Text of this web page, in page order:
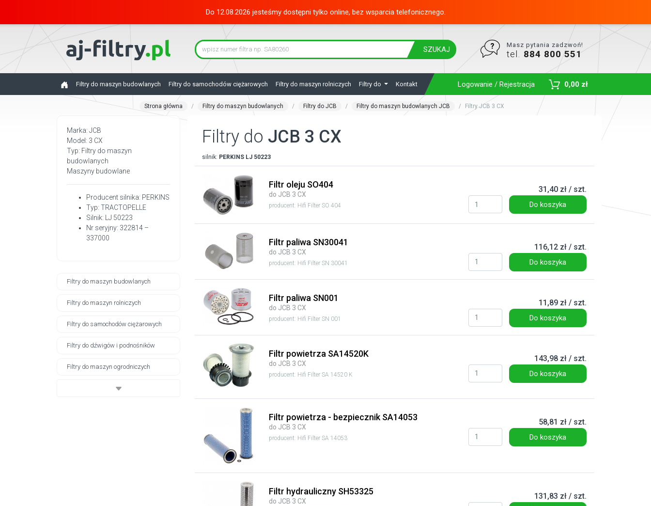
Do 12.08.2026 jesteśmy dostępni tylko online, bez wsparcia telefonicznego.
SZUKAJ
Masz pytania zadzwoń!
tel. 884 800 551
Filtry do maszyn budowlanych Filtry do samochodów ciężarowych Filtry do maszyn rolniczych Filtry do Kontakt Logowanie / Rejestracja 0,00 zł
Strona główna Filtry do maszyn budowlanych Filtry do JCB Filtry do maszyn budowlanych JCB Filtry JCB 3 CX
Marka: JCB
Model: 3 CX
Typ: Filtry do maszyn
budowlanych
Maszyny budowlane
Producent silnika: PERKINS
Typ: TRACTOPELLE
Silnik: LJ 50223
Nr seryjny: 322814 –
337000
Filtry do maszyn budowlanych
Filtry do maszyn rolniczych
Filtry do samochodów ciężarowych
Filtry do dźwigów i podnośników
Filtry do maszyn ogrodniczych
Filtry do JCB 3 CX
silnik: PERKINS LJ 50223
Filtr oleju SO404
do JCB 3 CX
producent: Hifi Filter SO 404
31,40 zł / szt.
Do koszyka
Filtr paliwa SN30041
do JCB 3 CX
producent: Hifi Filter SN 30041
116,12 zł / szt.
Do koszyka
Filtr paliwa SN001
do JCB 3 CX
producent: Hifi Filter SN 001
11,89 zł / szt.
Do koszyka
Filtr powietrza SA14520K
do JCB 3 CX
producent: Hifi Filter SA 14520 K
143,98 zł / szt.
Do koszyka
Filtr powietrza - bezpiecznik SA14053
do JCB 3 CX
producent: Hifi Filter SA 14053
58,81 zł / szt.
Do koszyka
Filtr hydrauliczny SH53325
do JCB 3 CX
131,83 zł / szt.